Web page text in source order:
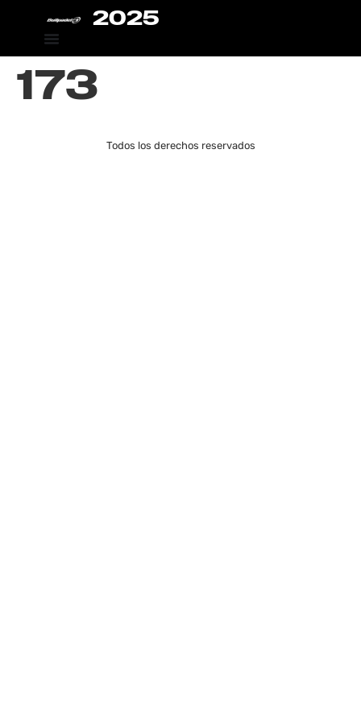
2025
173
Todos los derechos reservados